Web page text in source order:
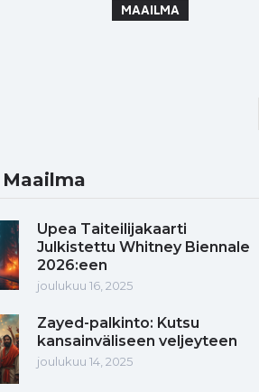
MAAILMA
Upea Taiteilijakaarti
Julkistettu Whitney Biennale
2026:een
joulukuu 16, 2025
Zayed-palkinto: Kutsu
kansainväliseen veljeyteen
joulukuu 14, 2025